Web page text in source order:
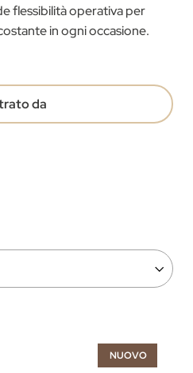
flessibilità operativa per
in ogni occasione.
NUOVO
da